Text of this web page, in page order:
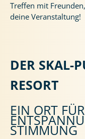
Treffen mit
deine Veranstaltung!
DER SKAL-
RESORT
EIN ORT FÜR
TIMMUNG